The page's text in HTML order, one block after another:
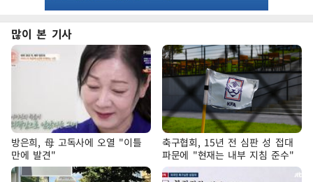
많이 본 기사
방은희, 母 고독사에 오열 "이틀
만에 발견"
축구협회, 15년 전 심판 성 접대
파문에 "현재는 내부 지침 준수"